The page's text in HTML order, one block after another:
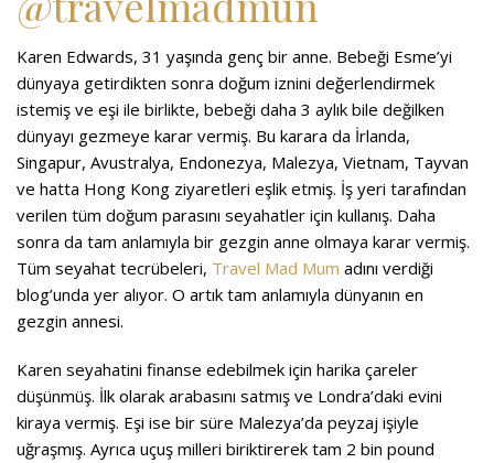
Karen Edwards, 31 yaşında genç bir anne. Bebeği Esme’yi
dünyaya getirdikten sonra doğum iznini değerlendirmek
istemiş ve eşi ile birlikte, bebeği daha 3 aylık bile değilken
dünyayı gezmeye karar vermiş. Bu karara da İrlanda,
Singapur, Avustralya, Endonezya, Malezya, Vietnam, Tayvan
ve hatta Hong Kong ziyaretleri eşlik etmiş. İş yeri tarafından
verilen tüm doğum parasını seyahatler için kullanış. Daha
sonra da tam anlamıyla bir gezgin anne olmaya karar vermiş.
Tüm seyahat tecrübeleri, Travel Mad Mum adını verdiği
blog’unda yer alıyor. O artık tam anlamıyla dünyanın en
gezgin annesi.
Karen seyahatini finanse edebilmek için harika çareler
düşünmüş. İlk olarak arabasını satmış ve Londra’daki evini
kiraya vermiş. Eşi ise bir süre Malezya’da peyzaj işiyle
uğraşmış. Ayrıca uçuş milleri biriktirerek tam 2 bin pound